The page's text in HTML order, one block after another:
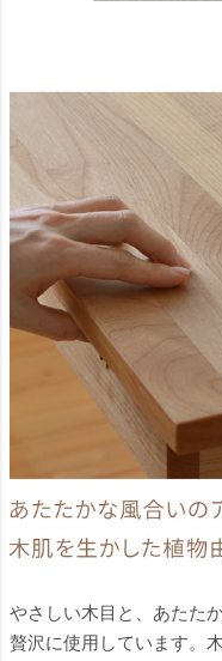
やさしい木目と、あたた
贅沢に使用しています。